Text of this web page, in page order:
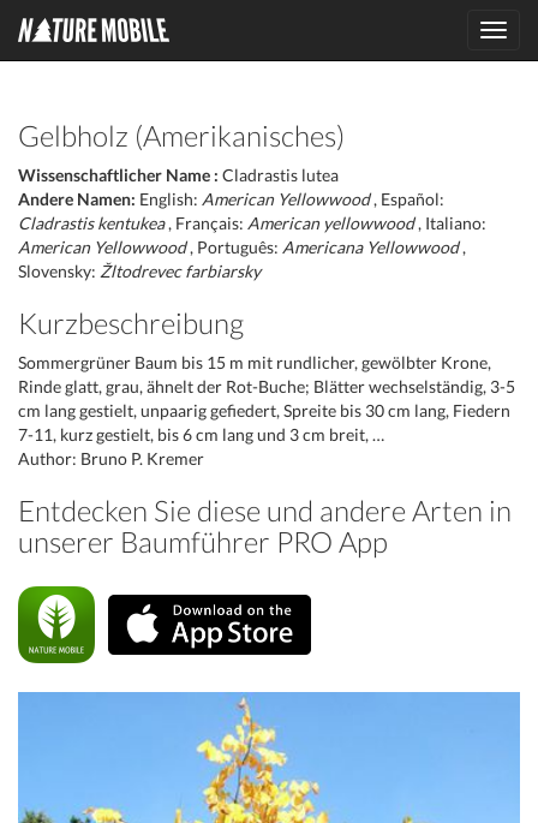
Gelbholz (Amerikanisches)
Wissenschaftlicher Name : Cladrastis lutea
Andere Namen: English: American Yellowwood, Español:
Cladrastis kentukea, Français: American yellowwood, Italiano:
American Yellowwood, Português: Americana Yellowwood,
Slovensky: Žltodrevec farbiarsky
Kurzbeschreibung
Sommergrüner Baum bis 15 m mit rundlicher, gewölbter Krone,
Rinde glatt, grau, ähnelt der Rot-Buche; Blätter wechselständig, 3-5
cm lang gestielt, unpaarig gefiedert, Spreite bis 30 cm lang, Fiedern
7-11, kurz gestielt, bis 6 cm lang und 3 cm breit, …
Author: Bruno P. Kremer
Entdecken Sie diese und andere Arten in
unserer Baumführer PRO App